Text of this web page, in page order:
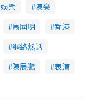
i
娛樂
陳豪
馬國明
香港
網絡熱話
陳展鵬
表演